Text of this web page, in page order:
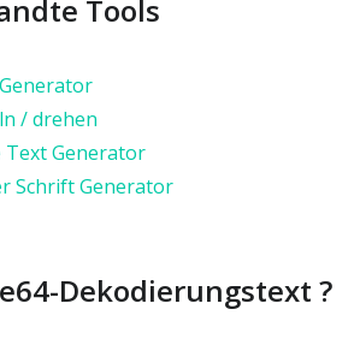
Tools
/ drehen
Text Generator
Schrift Generator
Dekodierungstext ?